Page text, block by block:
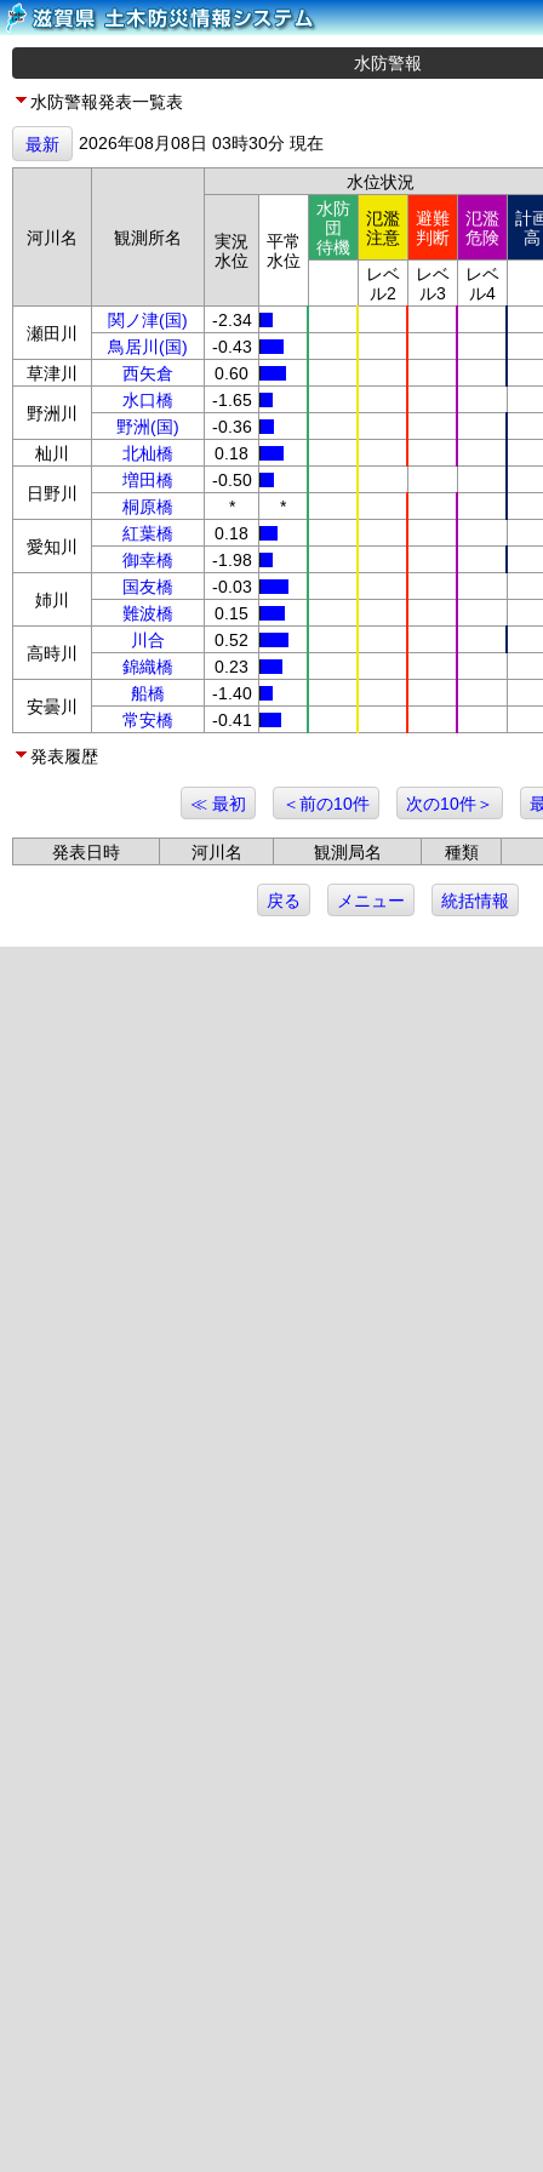
水防警報
水防警報発表一覧表
最新 2026年08月08日 03時30分 現在
河川名 観測所名
水位状況
実況
水位
平常
水位
水防
団
待機
氾濫
注意
避難
判断
氾濫
危険
計
高
レベ
ル2
レベ
ル3
レベ
ル4
瀬田川
関ノ津(国)
-2.34
鳥居川(国)
-0.43
草津川
西矢倉 0.60
野洲川
水口橋
-1.65
野洲(国)
-0.36
杣川
北杣橋 0.18
日野川
増田橋
-0.50
桐原橋
* *
愛知川
紅葉橋
0.18
御幸橋
-1.98
姉川
国友橋
-0.03
難波橋
0.15
高時川
川合
0.52
錦織橋
0.23
安曇川
船橋
-1.40
常安橋
-0.41
発表履歴
≪ 最初 ＜前の10件 次の10件＞
発表日時 河川名 観測局名 種類
戻る メニュー 統括情報